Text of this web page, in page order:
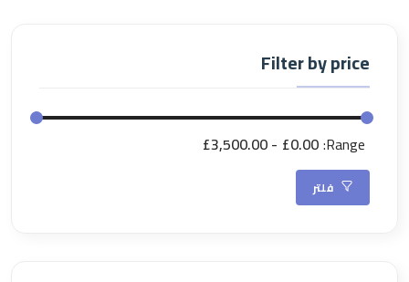
Filter by price
Range:
£0.00
£3,500.00
فلتر